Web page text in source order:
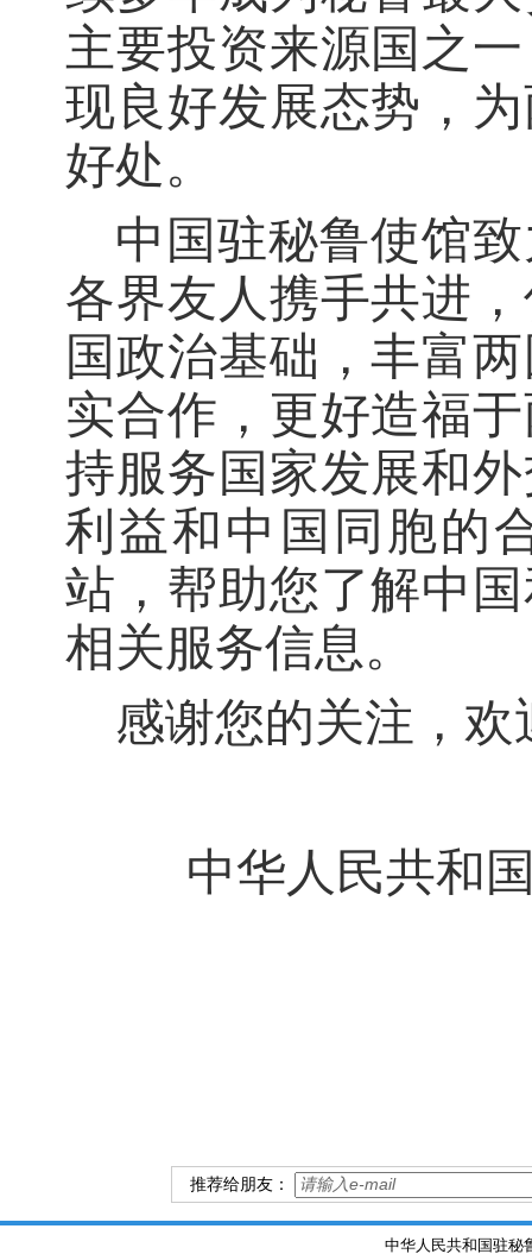
主要投资来源国之
现良好发展态势，
好处。
中国驻秘鲁使馆
各界友人携手共进
国政治基础，丰富
实合作，更好造福
持服务国家发展和
利益和中国同胞的
站，帮助您了解中
相关服务信息。
感谢您的关注，
中华人民共和
推荐给朋友：
中华人民共和国驻秘